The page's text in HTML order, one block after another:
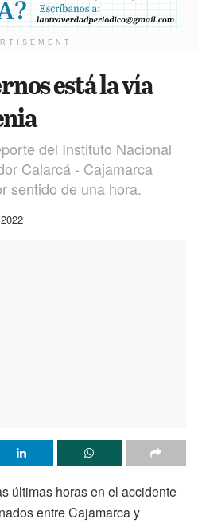
está la vía
del Instituto Nacional
Calarcá - Cajamarca
sentido de una hora.
últimas horas en el accidente
entre Cajamarca y